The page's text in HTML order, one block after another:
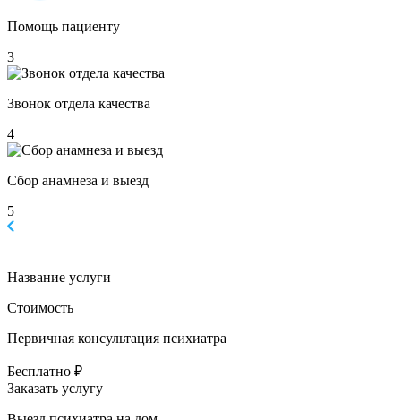
Помощь пациенту
3
Звонок отдела качества
4
Сбор анамнеза и выезд
5
Название услуги
Стоимость
Первичная консультация психиатра
Бесплатно ₽
Заказать услугу